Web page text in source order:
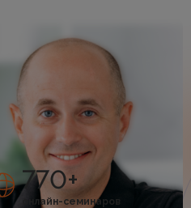
770+
онлайн-семинаров